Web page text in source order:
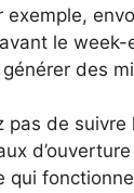
exemple,
le
des
pas de
qui